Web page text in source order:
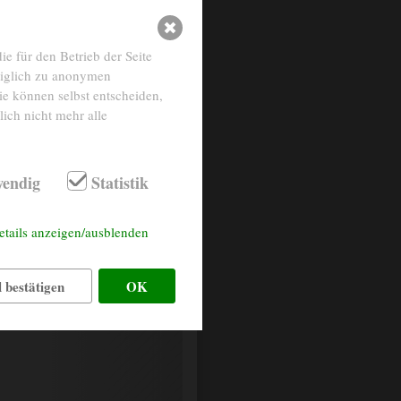
für den Betrieb der Seite
zu anonymen
können selbst entscheiden,
nicht mehr alle
Statistik
anzeigen/ausblenden
OK